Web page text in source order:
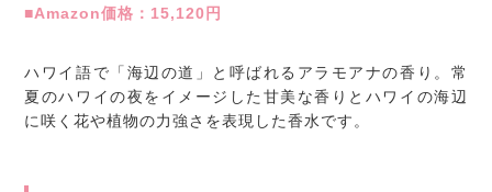
■Amazon価格：15,120円
ハワイ語で「海辺の道」と呼ばれるアラモアナの香り。常
夏のハワイの夜をイメージした甘美な香りとハワイの海辺
に咲く花や植物の力強さを表現した香水です。